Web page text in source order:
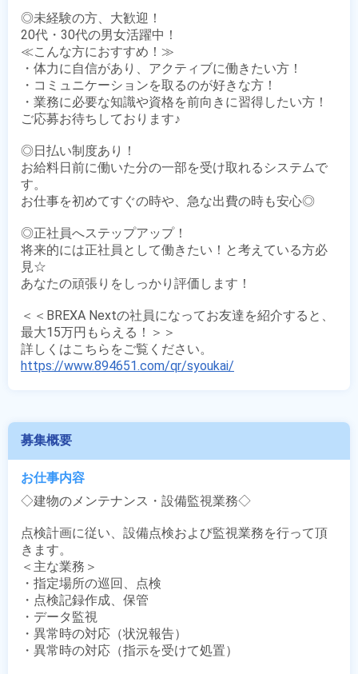
◎未経験の方、大歓迎！
20代・30代の男女活躍中！
≪こんな方におすすめ！≫
・体力に自信があり、アクティブに働きたい方！
・コミュニケーションを取るのが好きな方！
・業務に必要な知識や資格を前向きに習得したい方！
ご応募お待ちしております♪
◎日払い制度あり！
お給料日前に働いた分の一部を受け取れるシステムで
す。
お仕事を初めてすぐの時や、急な出費の時も安心◎
◎正社員へステップアップ！
将来的には正社員として働きたい！と考えている方必
見☆
あなたの頑張りをしっかり評価します！
＜＜BREXA Nextの社員になってお友達を紹介すると、
最大15万円もらえる！＞＞
https://www.894651.com/qr/syoukai/
募集概要
お仕事内容
◇建物のメンテナンス・設備監視業務◇
点検計画に従い、設備点検および監視業務を行って頂
きます。
＜主な業務＞
・指定場所の巡回、点検
・点検記録作成、保管
・データ監視
・異常時の対応（状況報告）
・異常時の対応（指示を受けて処置）